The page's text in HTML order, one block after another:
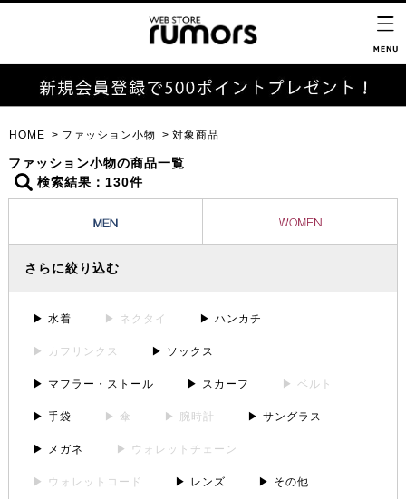
HOME ファッション小物 対象商品
ファッション小物の商品一覧
検索結果：130件
さらに絞り込む
▶ 水着 ▶ ネクタイ ▶ ハンカチ
▶ カフリンクス ▶ ソックス
▶ マフラー・ストール ▶ スカーフ ▶ ベルト
▶ 手袋 ▶ 傘 ▶ 腕時計 ▶ サングラス
▶ メガネ ▶ ウォレットチェーン
▶ ウォレットコード ▶ レンズ ▶ その他